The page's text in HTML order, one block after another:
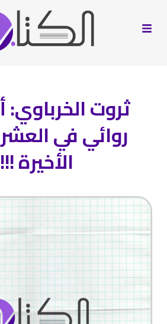
ثروت الخرباوي:
روائي في
الأخيرة